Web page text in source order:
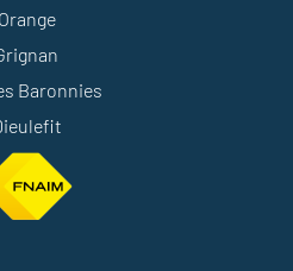
Orange
Baronnies